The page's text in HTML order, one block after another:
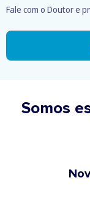
Fale com o Doutor e
Somos